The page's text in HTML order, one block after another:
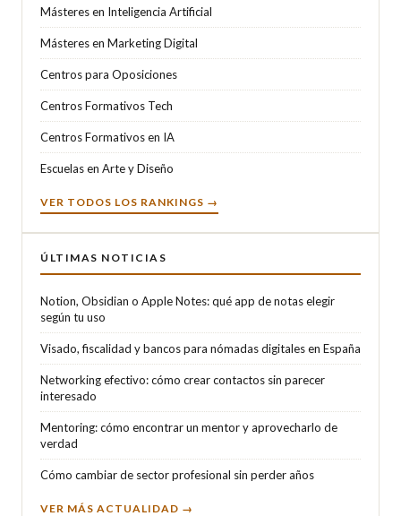
Másteres en Inteligencia Artificial
Másteres en Marketing Digital
Centros para Oposiciones
Centros Formativos Tech
Centros Formativos en IA
Escuelas en Arte y Diseño
VER TODOS LOS RANKINGS →
ÚLTIMAS NOTICIAS
Notion, Obsidian o Apple Notes: qué app de notas elegir
según tu uso
Visado, fiscalidad y bancos para nómadas digitales en España
Networking efectivo: cómo crear contactos sin parecer
interesado
Mentoring: cómo encontrar un mentor y aprovecharlo de
verdad
Cómo cambiar de sector profesional sin perder años
VER MÁS ACTUALIDAD →